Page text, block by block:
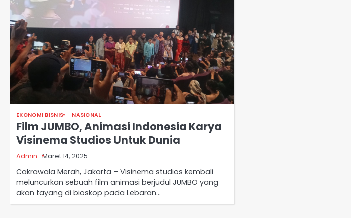
EKONOMI BISNIS NASIONAL
Film JUMBO, Animasi Indonesia Karya
Visinema Studios Untuk Dunia
Admin Maret 14, 2025
Cakrawala Merah, Jakarta – Visinema studios kembali
meluncurkan sebuah film animasi berjudul JUMBO yang
akan tayang di bioskop pada Lebaran…